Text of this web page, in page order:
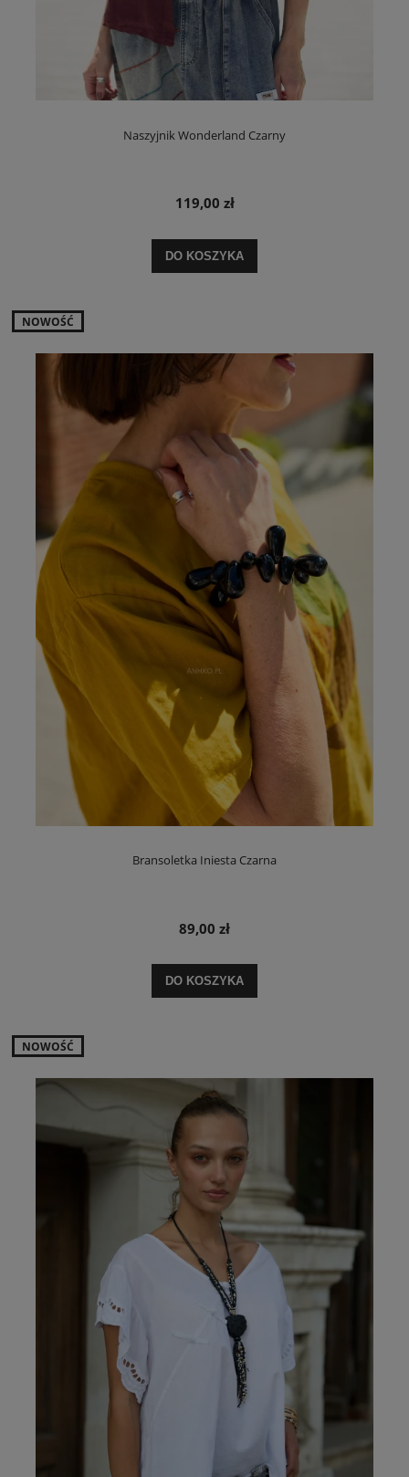
Naszyjnik Wonderland Czarny
119,00 zł
DO KOSZYKA
Bransoletka Iniesta Czarna
89,00 zł
DO KOSZYKA
NOWOŚĆ
NOWOŚĆ